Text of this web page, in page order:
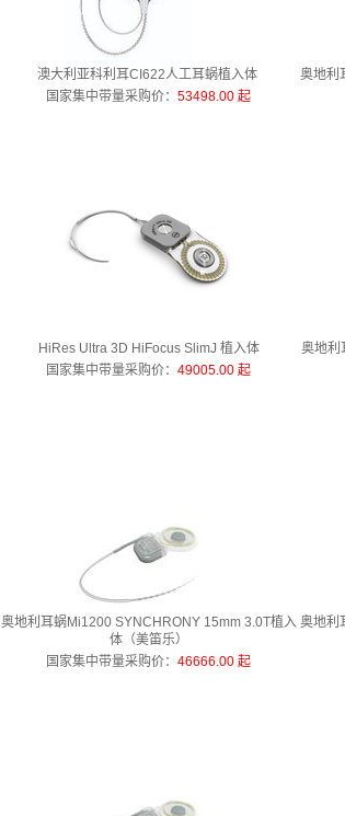
澳大利亚科利耳CI622人工耳蜗植入体
国家集中带量采购价：53498.00 起
奥地利
HiRes Ultra 3D HiFocus SlimJ 植入体
国家集中带量采购价：49005.00 起
奥地利
奥地利耳蜗Mi1200 SYNCHRONY 15mm 3.0T植入
体（美笛乐）
国家集中带量采购价：46666.00 起
奥地利